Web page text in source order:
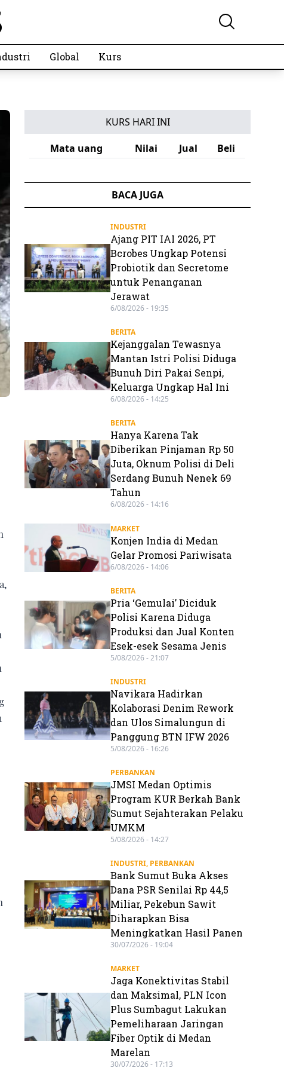
Global Kurs
KURS HARI INI
Mata uang
Nilai Jual Beli
BACA JUGA
INDUSTRI
Ajang PIT IAI 2026, PT
Bcrobes Ungkap Potensi
Probiotik dan Secretome
untuk Penanganan
Jerawat
6/08/2026 - 19:35
BERITA
Kejanggalan Tewasnya
Mantan Istri Polisi Diduga
Bunuh Diri Pakai Senpi,
Keluarga Ungkap Hal Ini
6/08/2026 - 14:25
BERITA
Hanya Karena Tak
Diberikan Pinjaman Rp 50
Juta, Oknum Polisi di Deli
Serdang Bunuh Nenek 69
Tahun
6/08/2026 - 14:16
MARKET
Konjen India di Medan
Gelar Promosi Pariwisata
6/08/2026 - 14:06
BERITA
Pria ‘Gemulai’ Diciduk
Polisi Karena Diduga
Produksi dan Jual Konten
Esek-esek Sesama Jenis
5/08/2026 - 21:07
INDUSTRI
Navikara Hadirkan
Kolaborasi Denim Rework
dan Ulos Simalungun di
Panggung BTN IFW 2026
5/08/2026 - 16:26
PERBANKAN
JMSI Medan Optimis
Program KUR Berkah Bank
Sumut Sejahterakan Pelaku
UMKM
5/08/2026 - 14:27
INDUSTRI, PERBANKAN
Bank Sumut Buka Akses
Dana PSR Senilai Rp 44,5
Miliar, Pekebun Sawit
Diharapkan Bisa
Meningkatkan Hasil Panen
30/07/2026 - 19:04
MARKET
Jaga Konektivitas Stabil
dan Maksimal, PLN Icon
Plus Sumbagut Lakukan
Pemeliharaan Jaringan
Fiber Optik di Medan
Marelan
30/07/2026 - 17:13